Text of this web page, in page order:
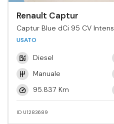
Renault Captur
Captur Blue dCi 95 CV Intens
USATO
Diesel
Manuale
95.837 Km
ID U1283689